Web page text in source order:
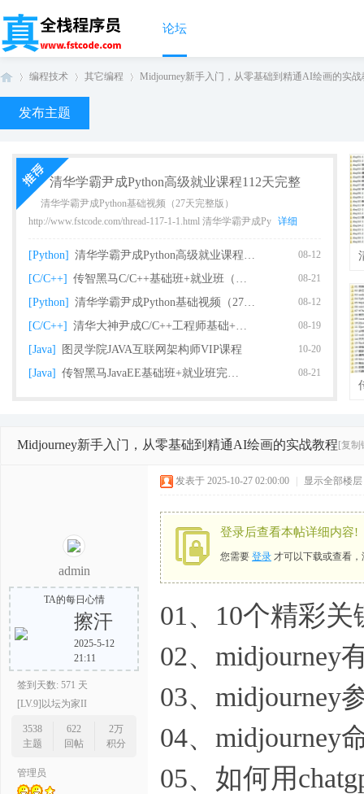
论坛
程
编程技术 其它编程 Midjourney新手入门，从零基础到精通AI绘画的实战
发布主题
清华学霸尹成Python高级就业课程112天完整
清华学霸尹成Python基础视频（27天完整版）
http://www.fstcode.com/thread-117-1-1.html 清华学霸尹成Py 详细
[Python] 清华学霸尹成Python高级就业课程112天完整 08-12
[C/C++] 传智黑马C/C++基础班+就业班（完整版） 08-21
[Python] 清华学霸尹成Python基础视频（27天完整版课 08-12
[C/C++] 清华大神尹成C/C++工程师基础+就业课程（93 08-19
[Java] 图灵学院JAVA互联网架构师VIP课程 10-20
[Java] 传智黑马JavaEE基础班+就业班完整版（2018 08-21
Midjourney新手入门，从零基础到精通AI绘画的实战教程 [复制
admin
TA的每日心情
擦汗
2025-5-12
21:11
签到天数: 571 天
[LV.9]以坛为家II
3538
主题
622
回帖
2万
积分
管理员
发表于 2025-10-27 02:00:00 显示全部楼层
登录后查看本帖详细内容!
您需要 登录 才可以下载或查看
01、10个精彩关
02、midjourney
03、midjourney
04、midjourney
05、如何用